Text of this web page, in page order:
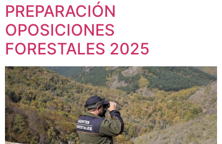
PREPARACIÓN
OPOSICIONES
FORESTALES 2025